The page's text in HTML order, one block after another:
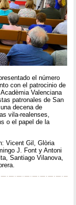
el número
con el patrocinio de
Valenciana
patronales de San
decena de
vila-realenses,
o el papel de la
Vicent Gil, Glòria
J. Font y Antoni
Santiago Vilanova,